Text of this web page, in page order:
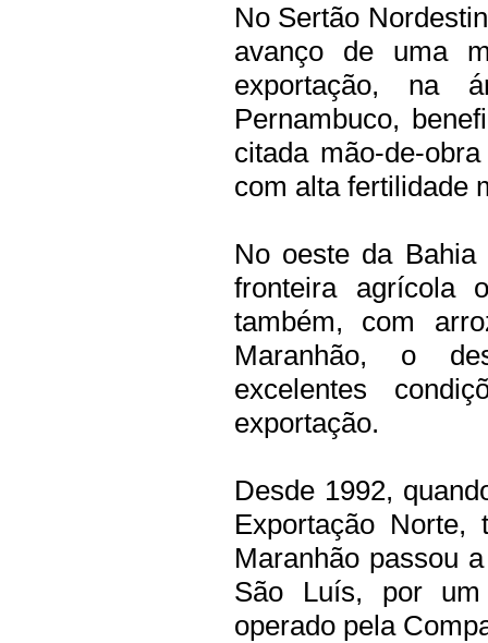
No Sertão
avanço de uma
exportação, na
Pernambuco,
citada mão-de-
com alta fertilidade
No oeste da
fronteira agrícola
também, com
Maranhão, o
excelentes
exportação.
Desde 1992,
Exportação
Maranhão passou
São Luís, por
operado pela